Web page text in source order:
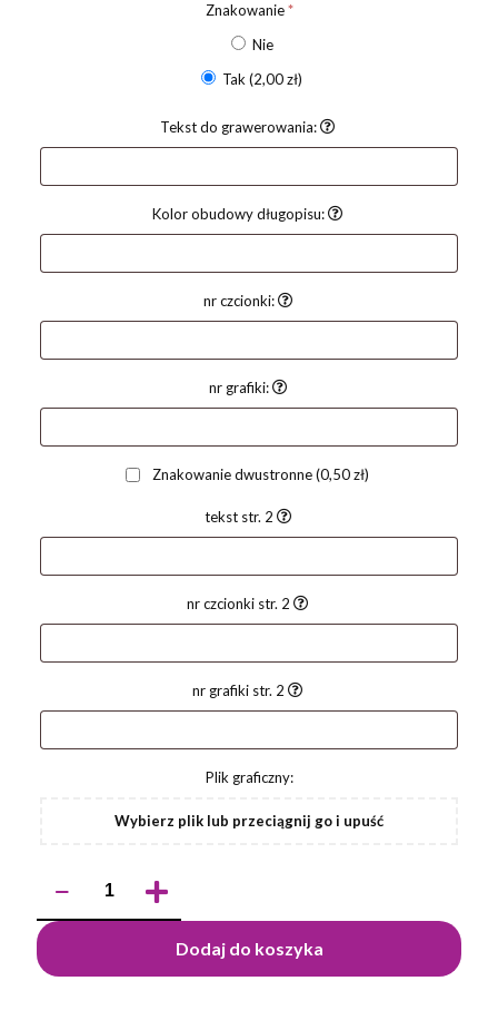
Znakowanie*
Nie
Tak (2,00 zł)
Tekst do grawerowania:
Kolor obudowy długopisu:
nr czcionki:
nr grafiki:
Znakowanie dwustronne(0,50 zł)
tekst str. 2
nr czcionki str. 2
nr grafiki str. 2
Plik graficzny:
Wybierz plik lub przeciągnij go i upuść
Długopis
written,
beżowy
Dodaj do koszyka